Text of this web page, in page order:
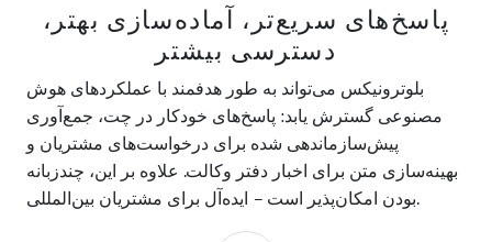
پاسخ‌های سریع‌تر، آماده‌سازی بهتر،
دسترسی بیشتر
بلوترونیکس می‌تواند به طور هدفمند با عملکردهای هوش
مصنوعی گسترش یابد: پاسخ‌های خودکار در چت، جمع‌آوری
پیش‌سازماندهی شده برای درخواست‌های مشتریان و
بهینه‌سازی متن برای اخبار دفتر وکالت. علاوه بر این، چندزبانه
بودن امکان‌پذیر است – ایده‌آل برای مشتریان بین‌المللی.